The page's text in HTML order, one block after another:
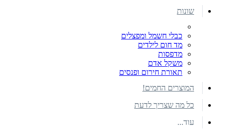
שונות
כבלי חשמל ומפצלים
מד חום לילדים
מדפסות
משקל אדם
תאורת חירום ופנסים
המוצרים החמים!
כל מה שצריך לדעת
עוד...